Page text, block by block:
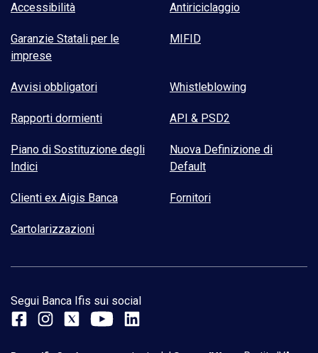
Accessibilità Antiriciclaggio
Garanzie Statali per le
imprese
MIFID
Avvisi obbligatori Whistleblowing
Rapporti dormienti API & PSD2
Piano di Sostituzione degli
Indici
Nuova Definizione di
Default
Clienti ex Aigis Banca Fornitori
Cartolarizzazioni
Segui Banca Ifis sui social